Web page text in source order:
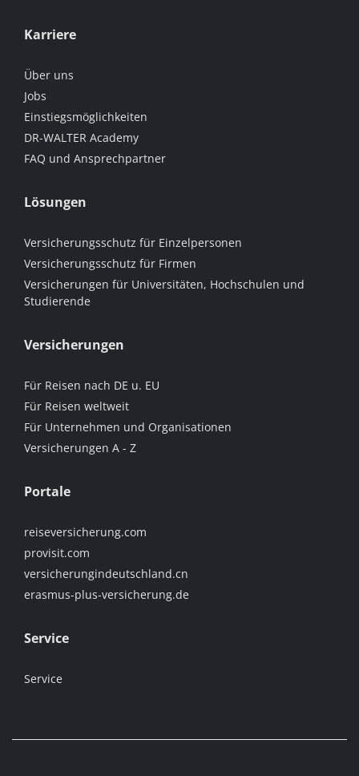
Karriere
Über uns
Jobs
Einstiegsmöglichkeiten
DR-WALTER Academy
FAQ und Ansprechpartner
Lösungen
Versicherungsschutz für Einzelpersonen
Versicherungsschutz für Firmen
Versicherungen für Universitäten, Hochschulen und
Studierende
Versicherungen
Für Reisen nach DE u. EU
Für Reisen weltweit
Für Unternehmen und Organisationen
Versicherungen A - Z
Portale
reiseversicherung.com
provisit.com
versicherungindeutschland.cn
erasmus-plus-versicherung.de
Service
Service